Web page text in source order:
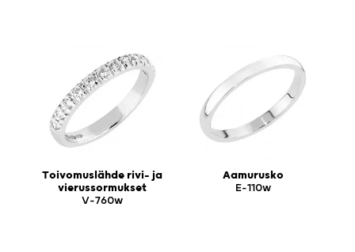
Toivomuslähde rivi- ja
vierussormukset
V-760w
Aamurusko
E-110w